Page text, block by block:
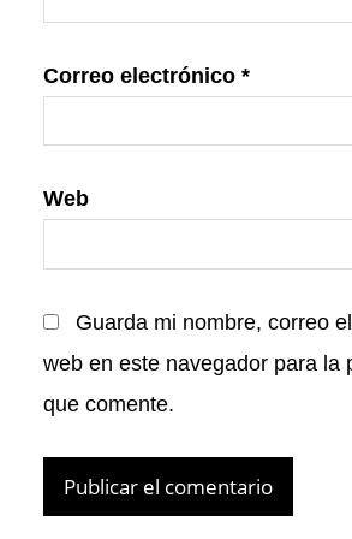
Correo electrónico *
Web
Guarda mi nombre, correo
web en este navegador para la
que comente.